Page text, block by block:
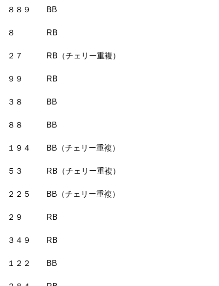
８８９ BB
８ RB
２７ RB（チェリー重複）
９９ RB
３８ BB
８８ BB
１９４ BB（チェリー重複）
５３ RB（チェリー重複）
２２５ BB（チェリー重複）
２９ RB
３４９ RB
１２２ BB